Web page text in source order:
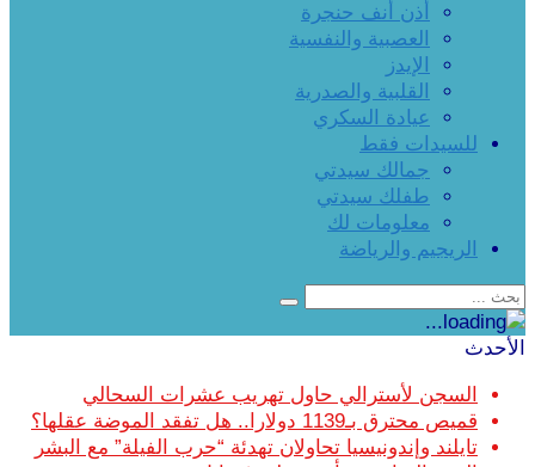
أذن أنف حنجرة
العصبية والنفسية
الإيدز
القلبية والصدرية
عيادة السكري
للسيدات فقط
جمالك سيدتي
طفلك سيدتي
معلومات لك
الريجيم والرياضة
الأحدث
السجن لأسترالي حاول تهريب عشرات السحالي
قميص محترق بـ1139 دولارا.. هل تفقد الموضة عقلها؟
تايلند وإندونيسيا تحاولان تهدئة “حرب الفيلة” مع البشر